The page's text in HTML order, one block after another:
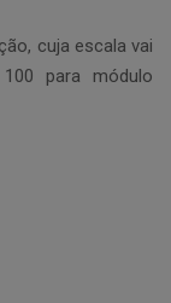
cuja escala vai
para módulo